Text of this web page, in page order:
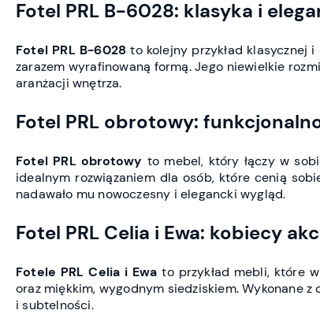
Fotel PRL B-6028: klasyka i
Fotel PRL B-6028 to kolejny przykład klasycznej
zarazem wyrafinowaną formą. Jego niewielkie
aranżacji wnętrza.
Fotel PRL obrotowy:
Fotel PRL obrotowy to mebel, który łączy w
idealnym rozwiązaniem dla osób, które cenią
nadawało mu nowoczesny i elegancki wygląd.
Fotel PRL Celia i Ewa: kobiecy
Fotele PRL Celia i Ewa to przykład mebli, które
oraz miękkim, wygodnym siedziskiem. Wykonane
i subtelności.